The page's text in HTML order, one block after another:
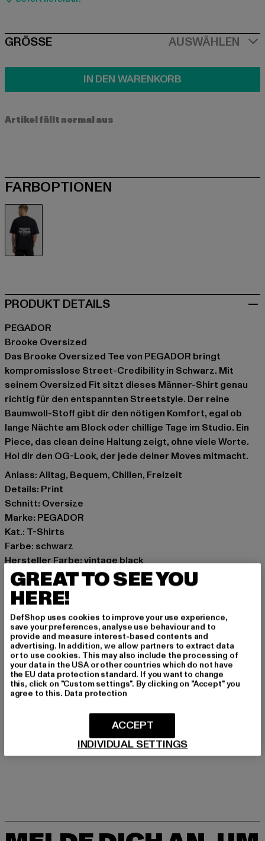
SIZE
GRÖSSE AUSWÄHLEN
IN DEN WARENKORB
Artikel fällt normal aus
FARBOPTIONEN
PRODUKT DETAILS
PEGADOR
Brooke Oversized
Das Brooke Oversized Tee von PEGADOR bringt
kompromisslose Street-Credibility in Schwarz. Mit
seinem Oversized Fit sitzt dieses Männer-Shirt genau
richtig für den entspannten Streetstyle. Der reine
Baumwoll-Stoff gibt dir den nötigen Komfort, egal ob
lange Nächte am Block oder chillige Tage im Studio. Ein
Piece, das clean deine Haltung zeigt, ohne viele Worte.
Hol dir den OG-Look, der jede deiner Moves mitmacht.
Anlass: Alltag, Bequem, Chillen, Freizeit
Details: Print
Schnitt: Oversize
Marke: PEGADOR
Kat.: T-Shirts
Farbe: schwarz
Hersteller Farbe: vintage black
Materialzusammensetzung: 100% Baumwolle
Art.Nr: PGDR4650-01917
Hersteller: The Mad Agency GmbH |
info@themad.agency
Hollefeldstraße 16 | 48282 Emsdetten | DE
GRÖSSE & PASSFORM
PFLEGEHINWEISE
LIEFERUNG & RÜCKGABE
GREAT TO SEE YOU
HERE!
DefShop uses cookies to improve your use experience,
save your preferences, analyse use behaviour and to
provide and measure interest-based contents and
advertising. In addition, we allow partners to extract data
or to use cookies. This may also include the processing of
your data in the USA or other countries which do not have
the EU data protection standard. If you want to change
this, click on "Custom settings". By clicking on "Accept" you
agree to this. Data protection
INDIVIDUAL SETTINGS
ACCEPT